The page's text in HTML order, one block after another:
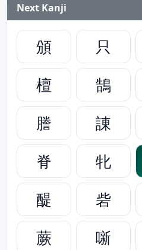
Next Kanji
頒 只
檀
鵠
謄
諌
脊
牝
醍
砦
蕨
噺